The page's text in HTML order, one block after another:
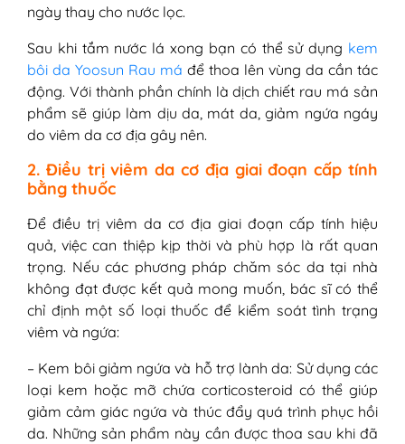
ngày thay cho nước lọc.
Sau khi tắm nước lá xong bạn có thể sử dụng kem
bôi da Yoosun Rau má để thoa lên vùng da cần tác
động. Với thành phần chính là dịch chiết rau má sản
phẩm sẽ giúp làm dịu da, mát da, giảm ngứa ngáy
do viêm da cơ địa gây nên.
2. Điều trị viêm da cơ địa giai đoạn cấp tính
bằng thuốc
Để điều trị viêm da cơ địa giai đoạn cấp tính hiệu
quả, việc can thiệp kịp thời và phù hợp là rất quan
trọng. Nếu các phương pháp chăm sóc da tại nhà
không đạt được kết quả mong muốn, bác sĩ có thể
chỉ định một số loại thuốc để kiểm soát tình trạng
viêm và ngứa:
– Kem bôi giảm ngứa và hỗ trợ lành da: Sử dụng các
loại kem hoặc mỡ chứa corticosteroid có thể giúp
giảm cảm giác ngứa và thúc đẩy quá trình phục hồi
da. Những sản phẩm này cần được thoa sau khi đã